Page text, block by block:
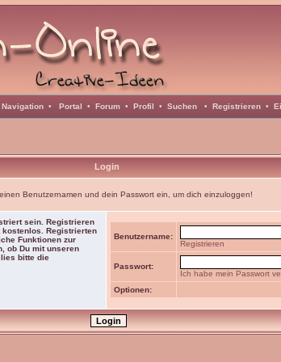
Navigation • Portal • Forum • Profil • Suchen • Registrieren •
Login
Benutzernamen und dein Passwort ein, um dich einzuloggen!
sein. Registrieren
kostenlos. Registrierten
Funktionen zur
ob Du mit unseren
bitte die
Benutzername:
Registrieren
Passwort:
Ich habe mein Passwort
Optionen: